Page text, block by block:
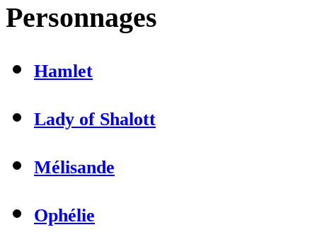
Personnages
Hamlet
Lady of Shalott
Mélisande
Ophélie